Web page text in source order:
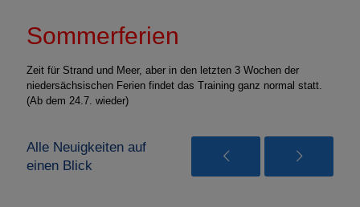
Sommerferien
Zeit für Strand und Meer, aber in den letzten 3 Wochen der
niedersächsischen Ferien findet das Training ganz normal statt.
(Ab dem 24.7. wieder)
Alle Neuigkeiten auf
einen Blick